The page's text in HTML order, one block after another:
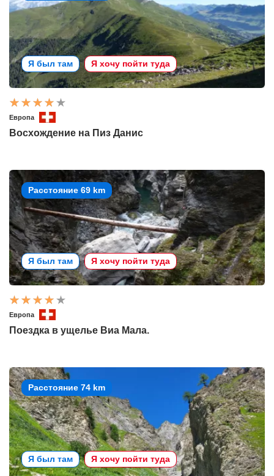
Я был там Я хочу пойти туда
Европа
Восхождение на Пиз Данис
Расстояние 69 km
Я был там Я хочу пойти туда
Европа
Поездка в ущелье Виа Мала.
Расстояние 74 km
Я был там Я хочу пойти туда